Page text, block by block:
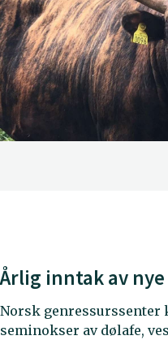
Årlig inntak av
Norsk genressurssenter
seminokser av dølafe,